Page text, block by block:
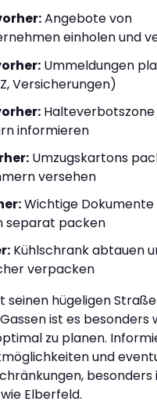
Angebote von
einholen und
Ummeldungen
Versicherungen)
informieren
Umzugskartons
versehen
Wichtige Dokumente
separat packen
Kühlschrank abtauen
verpacken
seinen hügeligen
ist es besonders
zu planen.
und
besonders
Elberfeld.